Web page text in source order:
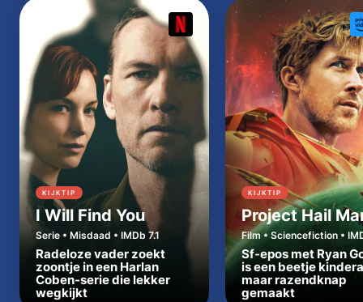
KIJKTIP
I Will Find You
Serie • Misdaad • IMDb 7.1
Radeloze vader zoekt
zoontje in een Harlan
Coben-serie die lekker
wegkijkt
KIJKTIP
Project Hail
Film • Sciencefiction •
Sf-epos met Ryan
is een beetje
maar razendknap
gemaakt